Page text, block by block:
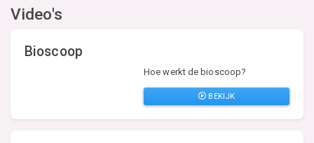
Video's
Bioscoop
Hoe werkt de bioscoop?
BEKIJK